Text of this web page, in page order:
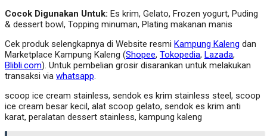
Cocok Digunakan Untuk: Es krim, Gelato, Frozen yogurt, Puding
& dessert bowl, Topping minuman, Plating makanan manis
Cek produk selengkapnya di Website resmi Kampung Kaleng dan
Marketplace Kampung Kaleng (Shopee, Tokopedia, Lazada,
Blibli.com). Untuk pembelian grosir disarankan untuk melakukan
transaksi via whatsapp.
scoop ice cream stainless, sendok es krim stainless steel, scoop
ice cream besar kecil, alat scoop gelato, sendok es krim anti
karat, peralatan dessert stainless, kampung kaleng